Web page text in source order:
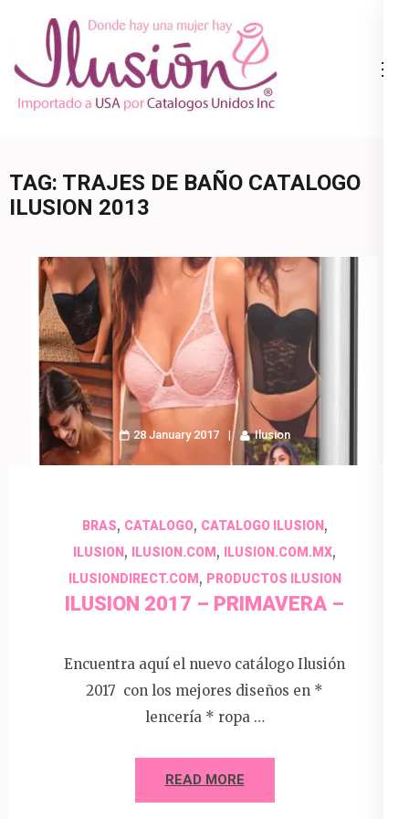
content
(Press
Ropa Interior
800.825.9452
TAG: TRAJES DE BAÑO CATALOGO
ILUSION 2013
28 January 2017 Ilusion
BRAS, CATALOGO, CATALOGO ILUSION,
ILUSION , ILUSION.COM , ILUSION.COM.MX,
ILUSIONDIRECT.COM , PRODUCTOS ILUSION
ILUSION 2017 – PRIMAVERA –
Encuentra aquí el nuevo catálogo Ilusión
2017 con los mejores diseños en *
lencería * ropa …
READ MORE